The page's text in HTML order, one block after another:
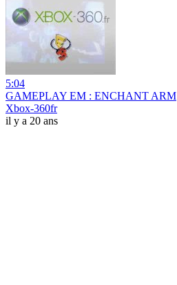
5:04
GAMEPLAY EM : ENCHANT ARM
Xbox-360fr
il y a 20 ans